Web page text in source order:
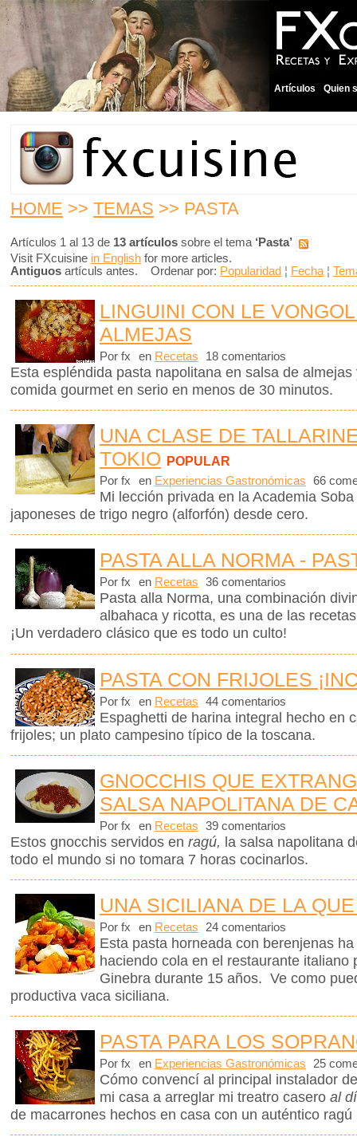
Artículos Quien
HOME >> TEMAS >> PASTA
Artículos 1 al 13 de 13 artículos sobre el tema ‘Pasta’
Visit FXcuisine in English for more articles.
Antiguos artículs antes. Ordenar por: Popularidad ¦ Fecha ¦
LINGUINI CON LE
ALMEJAS
Por fx en Recetas 18 comentarios
Esta espléndida pasta napolitana en salsa de
comida gourmet en serio en menos de 30 minutos.
UNA CLASE DE
TOKIO POPULAR
Por fx en Experiencias Gastronómicas 66
Mi lección privada en la Academia
japoneses de trigo negro (alforfón) desde cero.
PASTA ALLA NORMA -
Por fx en Recetas 36 comentarios
Pasta alla Norma, una combinación
albahaca y ricotta, es una de las
¡Un verdadero clásico que es todo un culto!
PASTA CON FRIJOLES
Por fx en Recetas 44 comentarios
Espaghetti de harina integral hecho en
frijoles; un plato campesino típico de la toscana.
GNOCCHIS QUE
SALSA NAPOLITANA DE
Por fx en Recetas 39 comentarios
Estos gnocchis servidos en ragú, la salsa napolitana
todo el mundo si no tomara 7 horas cocinarlos.
UNA SICILIANA DE LA
Por fx en Recetas 24 comentarios
Esta pasta horneada con berenjenas
haciendo cola en el restaurante italiano
Ginebra durante 15 años. Ve como
productiva vaca siciliana.
PASTA PARA LOS
Por fx en Experiencias Gastronómicas 25
Cómo convencí al principal instalador
mi casa a arreglar mi treatro casero al
de macarrones hechos en casa con un auténtico ragú